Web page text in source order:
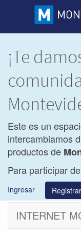
¡Te
Este es un
intercambiamos
productos de
Para participar
Ingresar
INTERNET